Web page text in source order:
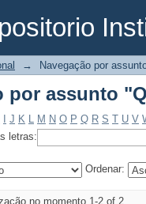
por assunto
→ Navegação por
por assunto
J K L M N O P Q R S T U V
letras:
Ordenar:
no momento 1-2 of 2